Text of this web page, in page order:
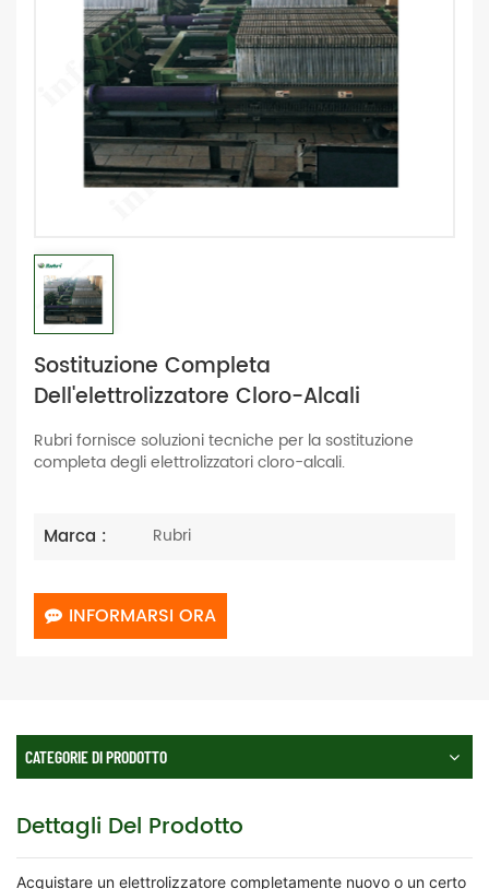
Sostituzione Completa
Dell'elettrolizzatore Cloro-Alcali
Rubri fornisce soluzioni tecniche per la sostituzione
completa degli elettrolizzatori cloro-alcali.
Marca : Rubri
INFORMARSI ORA
CATEGORIE DI PRODOTTO
Dettagli Del Prodotto
Acquistare un elettrolizzatore completamente nuovo o un certo